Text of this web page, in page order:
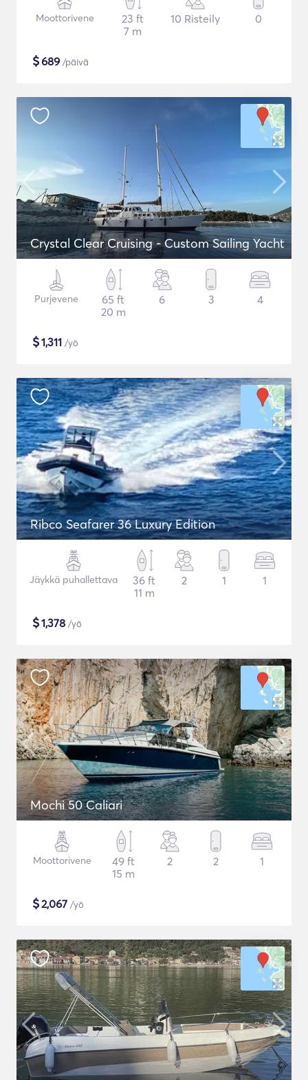
Moottorivene
23 ft
7 m
10 Risteily 0
$689 /päivä
Crystal Clear Cruising - Custom Sailing Yacht
Purjevene
65 ft
20 m
6 3 4
$1,311 /yö
Ribco Seafarer 36 Luxury Edition
Jäykkä puhallettava
36 ft
11 m
2 1 1
$1,378 /yö
Mochi 50 Caliari
Moottorivene
49 ft
15 m
2 2 1
$2,067 /yö